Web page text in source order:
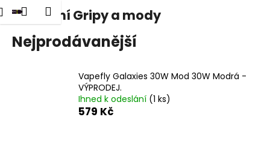
Přejít
na
obsah
Přihlášení
Nákupní
košík
Menu
Základní Gripy a mody
Nejprodávanější
Vapefly Galaxies 30W Mod 30W Modrá -
VÝPRODEJ.
Ihned k odeslání (1 ks)
579 Kč
K
o